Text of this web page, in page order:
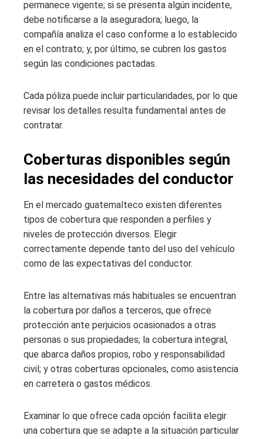
permanece vigente; si se presenta algún incidente,
debe notificarse a la aseguradora; luego, la
compañía analiza el caso conforme a lo establecido
en el contrato; y, por último, se cubren los gastos
según las condiciones pactadas.
Cada póliza puede incluir particularidades, por lo que
revisar los detalles resulta fundamental antes de
contratar.
Coberturas disponibles según
las necesidades del conductor
En el mercado guatemalteco existen diferentes
tipos de cobertura que responden a perfiles y
niveles de protección diversos. Elegir
correctamente depende tanto del uso del vehículo
como de las expectativas del conductor.
Entre las alternativas más habituales se encuentran
la cobertura por daños a terceros, que ofrece
protección ante perjuicios ocasionados a otras
personas o sus propiedades; la cobertura integral,
que abarca daños propios, robo y responsabilidad
civil; y otras coberturas opcionales, como asistencia
en carretera o gastos médicos.
Examinar lo que ofrece cada opción facilita elegir
una cobertura que se adapte a la situación particular